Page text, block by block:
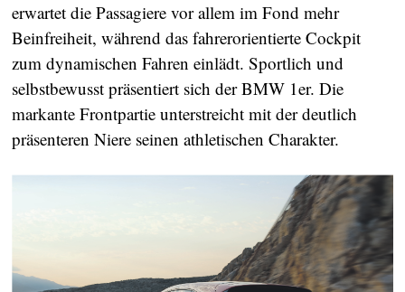
erwartet die Passagiere vor allem im Fond mehr
Beinfreiheit, während das fahrerorientierte Cockpit
zum dynamischen Fahren einlädt. Sportlich und
selbstbewusst präsentiert sich der BMW 1er. Die
markante Frontpartie unterstreicht mit der deutlich
präsenteren Niere seinen athletischen Charakter.